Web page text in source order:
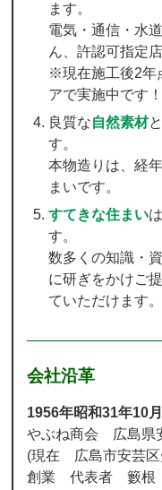
ます。
電気・通信・水
ん、許認可指定店
※現在施工後2年
アで実施中です！
良質な自然素材
す。
本物造りは、経
まいです。
すてきな住まい
す。
数多くの知識・
に研ぎをかけご
ていただけます。
会社沿革
1956年昭和31年10
やぶね商会 広島県
(現在 広島市安芸区
創業 代表者 籔根